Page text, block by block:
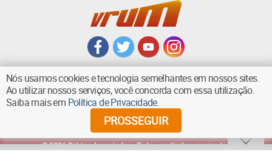
VOLTAR AO TOPO
©2026Diários Associados - Todos os direitos reservados
Nós usamos cookies e tecnologia semelhantes em nossos sites.
Ao utilizar nossos serviços, você concorda com essa utilização.
Saiba mais em Política de Privacidade.
PROSSEGUIR